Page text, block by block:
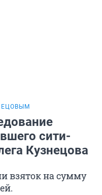
сити-
Кузнецова
взяток на сумму